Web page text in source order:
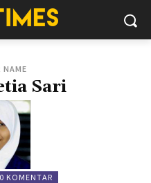
NAME
Sari
0 KOMENTAR